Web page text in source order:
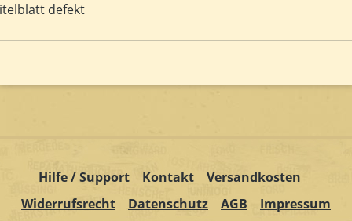
defekt
Hilfe / Support Kontakt
Versandkosten
Widerrufsrecht
Datenschutz AGB Impressum